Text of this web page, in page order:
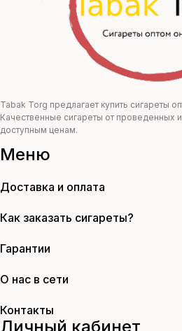
Tabak Torg предлагает купить сигареты
Качественные сигареты от проведенных
доступным ценам.
Меню
Доставка и оплата
Как заказать сигареты?
Гарантии
О нас в сети
Контакты
Личный кабинет